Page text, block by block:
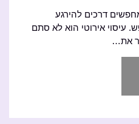
דרכים להירגע
עיסוי אירוטי הוא לא סתם
את…